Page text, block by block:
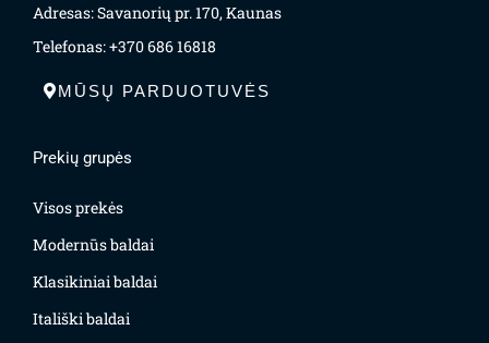
Adresas: Savanorių pr. 170, Kaunas
Telefonas: +370 686 16818
MŪSŲ PARDUOTUVĖS
Prekių grupės
Visos prekės
Modernūs baldai
Klasikiniai baldai
Itališki baldai